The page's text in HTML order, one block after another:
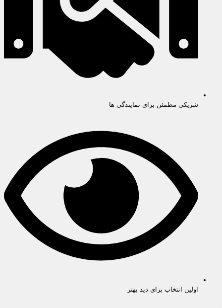
شریکی مطمئن برای نمایندگی ها
اولین انتخاب برای دید بهتر